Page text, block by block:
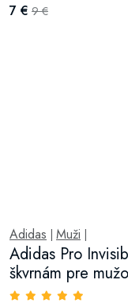
7 € 9 €
Adidas Muži
Adidas Pro
škvrnám pre